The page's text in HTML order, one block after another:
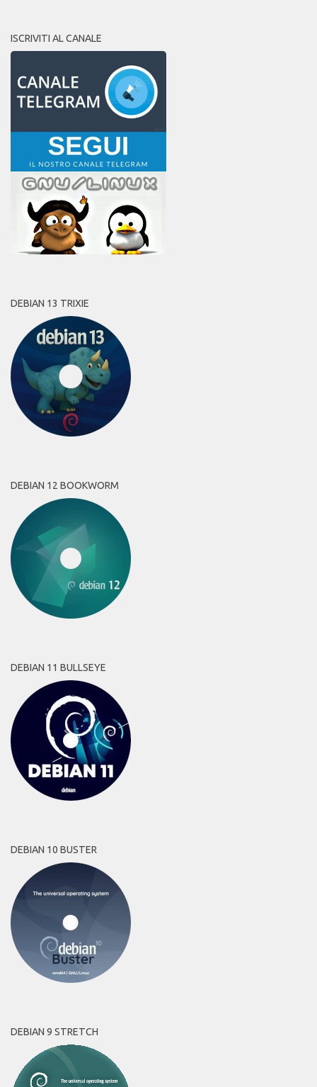
ISCRIVITI AL CANALE
DEBIAN 13 TRIXIE
DEBIAN 12 BOOKWORM
DEBIAN 11 BULLSEYE
DEBIAN 10 BUSTER
DEBIAN 9 STRETCH